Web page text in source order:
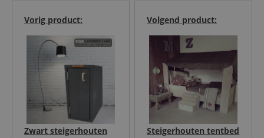
Volgend product:
Steigerhouten tentbed
Vorig product:
Zwart steigerhouten